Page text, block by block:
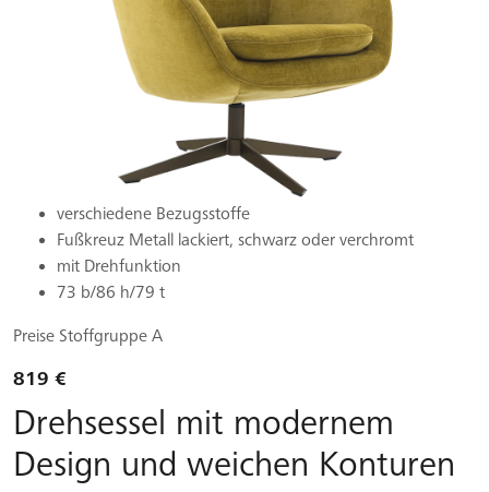
verschiedene Bezugsstoffe
Fußkreuz Metall lackiert, schwarz oder verchromt
mit Drehfunktion
73 b/86 h/79 t
Preise Stoffgruppe A
819 €
Drehsessel mit modernem
Design und weichen Konturen